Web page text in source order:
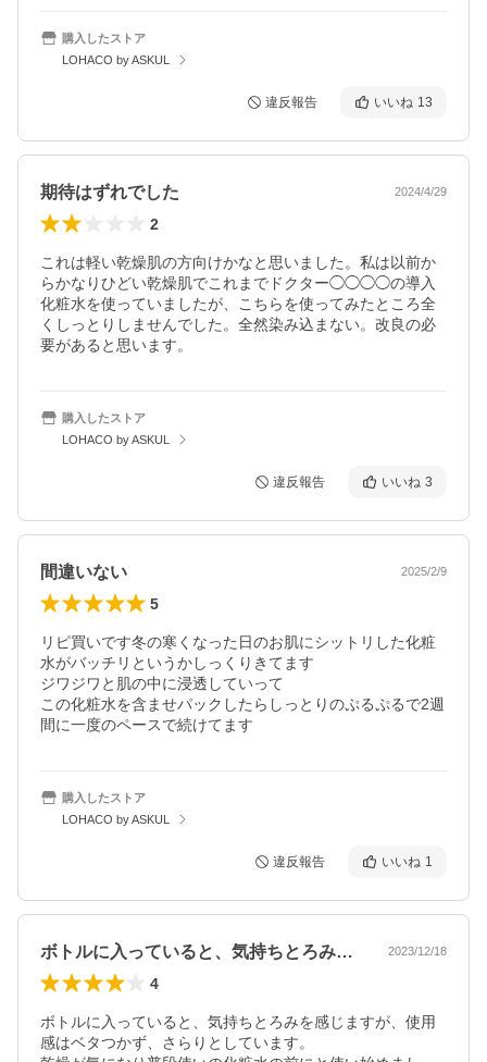
購入したストア
LOHACO by ASKUL
違反報告 いいね 13
期待はずれでした 2024/4/29
2
これは軽い乾燥肌の方向けかなと思いました。私は以前か
らかなりひどい乾燥肌でこれまでドクター◯◯◯◯の導入
化粧水を使っていましたが、こちらを使ってみたところ全
くしっとりしませんでした。全然染み込まない。改良の必
要があると思います。
購入したストア
LOHACO by ASKUL
違反報告 いいね 3
間違いない 2025/2/9
5
リピ買いです冬の寒くなった日のお肌にシットリした化粧
水がバッチリというかしっくりきてます
ジワジワと肌の中に浸透していって
この化粧水を含ませパックしたらしっとりのぷるぷるで2週
間に一度のペースで続けてます
購入したストア
LOHACO by ASKUL
違反報告 いいね 1
ボトルに入っていると、気持ちとろみを感… 2023/12/18
4
ボトルに入っていると、気持ちとろみを感じますが、使用
感はベタつかず、さらりとしています。